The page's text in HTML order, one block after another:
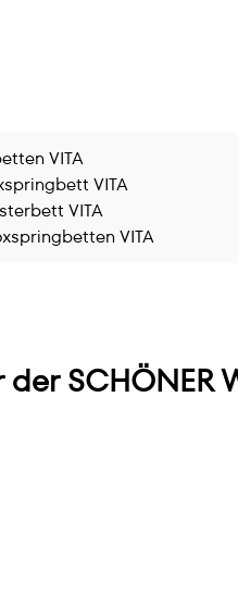
VITA
VITA
VITA
VITA
SCHÖNER